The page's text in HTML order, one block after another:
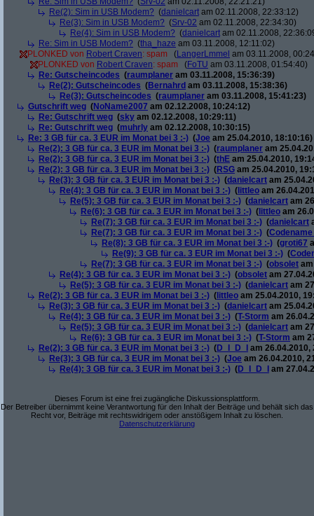
Re(2): Sim in USB Modem? (danielcart am 02.11.2008, 22:33:12)
Re(3): Sim in USB Modem? (Srv-02 am 02.11.2008, 22:34:30)
Re(4): Sim in USB Modem? (danielcart am 02.11.2008,
Re: Sim in USB Modem? (tha_haze am 03.11.2008, 12:11:02)
PLONKED von Robert Craven: spam (LangerLmmel am 03.11.2008,
PLONKED von Robert Craven: spam (FoTU am 03.11.2008, 01:54:40)
Re: Gutscheincodes (raumplaner am 03.11.2008, 15:36:39)
Re(2): Gutscheincodes (Bernahrd am 03.11.2008, 15:38:36)
Re(3): Gutscheincodes (raumplaner am 03.11.2008, 15:41:23)
Gutschrift weg (NoName2007 am 02.12.2008, 10:24:12)
Re: Gutschrift weg (sky am 02.12.2008, 10:29:11)
Re: Gutschrift weg (muhrly am 02.12.2008, 10:30:15)
Re: 3 GB für ca. 3 EUR im Monat bei 3 :-) (Joe am 25.04.2010, 18:10:16)
Re(2): 3 GB für ca. 3 EUR im Monat bei 3 :-) (raumplaner am
Re(2): 3 GB für ca. 3 EUR im Monat bei 3 :-) (thE am 25.04.2010,
Re(2): 3 GB für ca. 3 EUR im Monat bei 3 :-) (RSG am 25.04.2010,
Re(3): 3 GB für ca. 3 EUR im Monat bei 3 :-) (danielcart am
Re(4): 3 GB für ca. 3 EUR im Monat bei 3 :-) ( littleo am
Re(5): 3 GB für ca. 3 EUR im Monat bei 3 :-) (danielcart am
Re(6): 3 GB für ca. 3 EUR im Monat bei 3 :-) ( littleo am
Re(7): 3 GB für ca. 3 EUR im Monat bei 3 :-) (danielcart
Re(7): 3 GB für ca. 3 EUR im Monat bei 3 :-) (Codename
Re(8): 3 GB für ca. 3 EUR im Monat bei 3 :-) (groti67
Re(9): 3 GB für ca. 3 EUR im Monat bei 3 :-) (
Re(7): 3 GB für ca. 3 EUR im Monat bei 3 :-) (obsolet
Re(4): 3 GB für ca. 3 EUR im Monat bei 3 :-) (obsolet am
Re(5): 3 GB für ca. 3 EUR im Monat bei 3 :-) (danielcart am
Re(2): 3 GB für ca. 3 EUR im Monat bei 3 :-) ( littleo am 25.04.2010,
Re(3): 3 GB für ca. 3 EUR im Monat bei 3 :-) (danielcart am
Re(4): 3 GB für ca. 3 EUR im Monat bei 3 :-) (T-Storm am
Re(5): 3 GB für ca. 3 EUR im Monat bei 3 :-) (danielcart am
Re(6): 3 GB für ca. 3 EUR im Monat bei 3 :-) (T-Storm am
Re(2): 3 GB für ca. 3 EUR im Monat bei 3 :-) (D_I_D_I
am 26.04.2010,
Re(3): 3 GB für ca. 3 EUR im Monat bei 3 :-) (Joe am 26.04.2010,
Re(4): 3 GB für ca. 3 EUR im Monat bei 3 :-) (D_I_D_I am
Dieses Forum ist eine frei zugängliche Diskussionsplattform.
Der Betreiber übernimmt keine Verantwortung für den Inhalt der Beiträge und behält sich das
Recht vor, Beiträge mit rechtswidrigem oder anstößigem Inhalt zu löschen.
Datenschutzerklärung